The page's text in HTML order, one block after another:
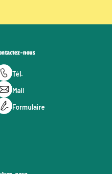
nous
Tél.
Mail
Formulaire